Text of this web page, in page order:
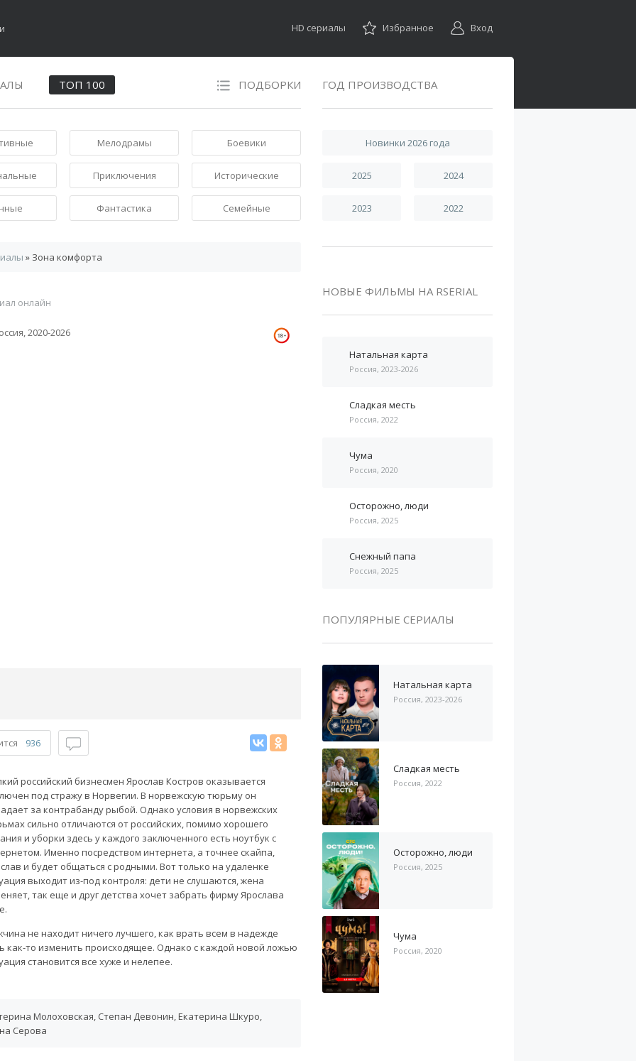
HD сериалы Избранное Вход
ПОДБОРКИ
ТОП 100
Мелодрамы Боевики
Приключения Исторические
Фантастика Семейные
» Зона комфорта
онлайн
2020-2026
936
российский бизнесмен Ярослав Костров оказывается
под стражу в Норвегии. В норвежскую тюрьму он
за контрабанду рыбой. Однако условия в норвежских
сильно отличаются от российских, помимо хорошего
и уборки здесь у каждого заключенного есть ноутбук с
Именно посредством интернета, а точнее скайпа,
и будет общаться с родными. Вот только на удаленке
выходит из-под контроля: дети не слушаются, жена
так еще и друг детства хочет забрать фирму Ярослава
не находит ничего лучшего, как врать всем в надежде
как-то изменить происходящее. Однако с каждой новой ложью
становится все хуже и нелепее.
Молоховская, Степан Девонин, Екатерина Шкуро,
Серова
ГОД ПРОИЗВОДСТВА
Новинки 2026 года
2025 2024
2023 2022
НОВЫЕ ФИЛЬМЫ НА RSERIAL
Натальная карта
Россия, 2023-2026
Сладкая месть
Россия, 2022
Чума
Россия, 2020
Осторожно, люди
Россия, 2025
Снежный папа
Россия, 2025
ПОПУЛЯРНЫЕ СЕРИАЛЫ
Натальная карта
Россия, 2023-2026
Сладкая месть
Россия, 2022
Осторожно, люди
Россия, 2025
Чума
Россия, 2020